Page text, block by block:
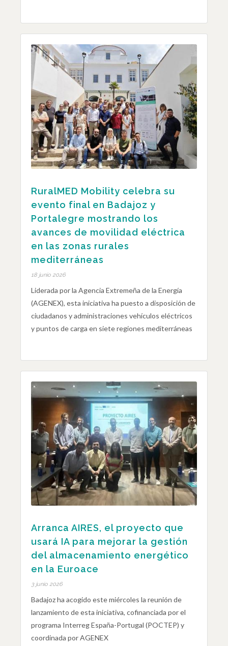
RuralMED Mobility celebra su
evento final en Badajoz y
Portalegre mostrando los
avances de movilidad eléctrica
en las zonas rurales
mediterráneas
18 junio 2026
Liderada por la Agencia Extremeña de la Energía
(AGENEX), esta iniciativa ha puesto a disposición de
ciudadanos y administraciones vehículos eléctricos
y puntos de carga en siete regiones mediterráneas
Arranca AIRES, el proyecto que
usará IA para mejorar la gestión
del almacenamiento energético
en la Euroace
3 junio 2026
Badajoz ha acogido este miércoles la reunión de
lanzamiento de esta iniciativa, cofinanciada por el
programa Interreg España-Portugal (POCTEP) y
coordinada por AGENEX